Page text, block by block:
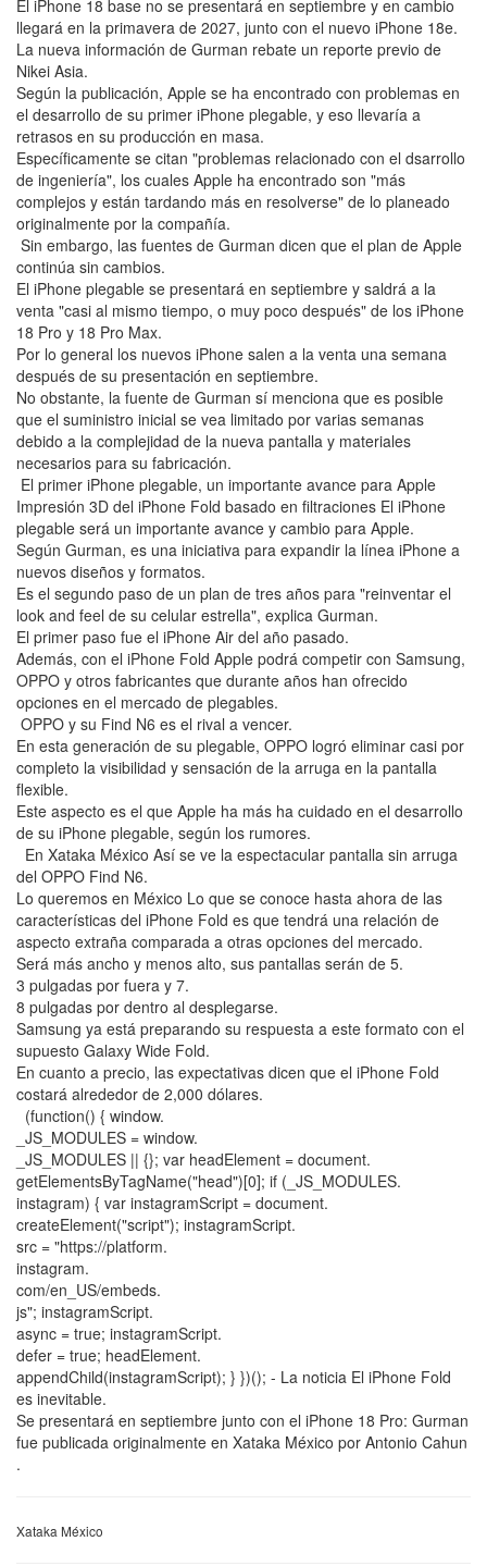
El iPhone 18 base no se presentará en septiembre y en cambio
llegará en la primavera de 2027, junto con el nuevo iPhone 18e.
La nueva información de Gurman rebate un reporte previo de
Nikei Asia.
Según la publicación, Apple se ha encontrado con problemas en
el desarrollo de su primer iPhone plegable, y eso llevaría a
retrasos en su producción en masa.
Específicamente se citan "problemas relacionado con el dsarrollo
de ingeniería", los cuales Apple ha encontrado son "más
complejos y están tardando más en resolverse" de lo planeado
originalmente por la compañía.
Sin embargo, las fuentes de Gurman dicen que el plan de Apple
continúa sin cambios.
El iPhone plegable se presentará en septiembre y saldrá a la
venta "casi al mismo tiempo, o muy poco después" de los iPhone
18 Pro y 18 Pro Max.
Por lo general los nuevos iPhone salen a la venta una semana
después de su presentación en septiembre.
No obstante, la fuente de Gurman sí menciona que es posible
que el suministro inicial se vea limitado por varias semanas
debido a la complejidad de la nueva pantalla y materiales
necesarios para su fabricación.
El primer iPhone plegable, un importante avance para Apple
Impresión 3D del iPhone Fold basado en filtraciones El iPhone
plegable será un importante avance y cambio para Apple.
Según Gurman, es una iniciativa para expandir la línea iPhone a
nuevos diseños y formatos.
Es el segundo paso de un plan de tres años para "reinventar el
look and feel de su celular estrella", explica Gurman.
El primer paso fue el iPhone Air del año pasado.
Además, con el iPhone Fold Apple podrá competir con Samsung,
OPPO y otros fabricantes que durante años han ofrecido
opciones en el mercado de plegables.
OPPO y su Find N6 es el rival a vencer.
En esta generación de su plegable, OPPO logró eliminar casi por
completo la visibilidad y sensación de la arruga en la pantalla
flexible.
Este aspecto es el que Apple ha más ha cuidado en el desarrollo
de su iPhone plegable, según los rumores.
En Xataka México Así se ve la espectacular pantalla sin arruga
del OPPO Find N6.
Lo queremos en México Lo que se conoce hasta ahora de las
características del iPhone Fold es que tendrá una relación de
aspecto extraña comparada a otras opciones del mercado.
Será más ancho y menos alto, sus pantallas serán de 5.
3 pulgadas por fuera y 7.
8 pulgadas por dentro al desplegarse.
Samsung ya está preparando su respuesta a este formato con el
supuesto Galaxy Wide Fold.
En cuanto a precio, las expectativas dicen que el iPhone Fold
costará alrededor de 2,000 dólares.
(function() { window.
_JS_MODULES = window.
_JS_MODULES || {}; var headElement = document.
getElementsByTagName("head")[0]; if (_JS_MODULES.
instagram) { var instagramScript = document.
createElement("script"); instagramScript.
src = "https://platform.
instagram.
com/en_US/embeds.
js"; instagramScript.
async = true; instagramScript.
defer = true; headElement.
appendChild(instagramScript); } })(); - La noticia El iPhone Fold
es inevitable.
Se presentará en septiembre junto con el iPhone 18 Pro: Gurman
fue publicada originalmente en Xataka México por Antonio Cahun
.
Xataka México